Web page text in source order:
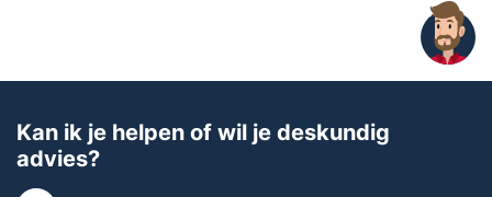
Kan ik je helpen of wil je deskundig
advies?